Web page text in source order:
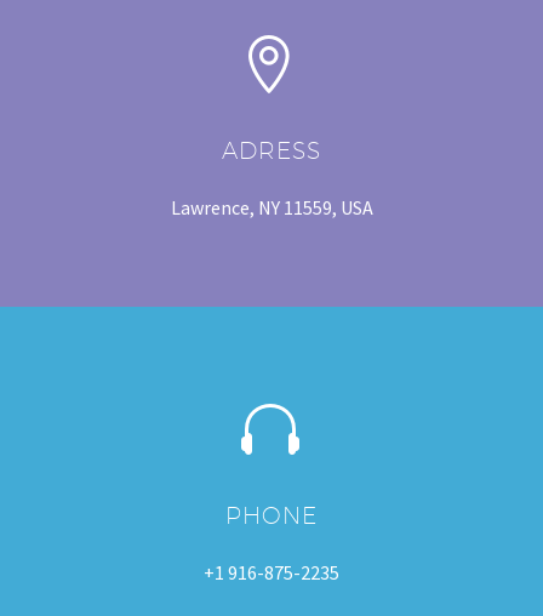


ADRESS
Lawrence, NY 11559, USA


PHONE
+1 916-875-2235